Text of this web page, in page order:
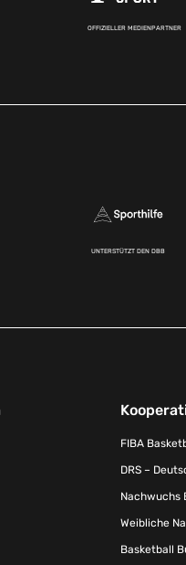
OFFIZIELLER MEDIENPARTNER
UNTERSTÜTZT DEN DBB
FIBA
DRS –
Nachwuchs
Weibliche
Basketball